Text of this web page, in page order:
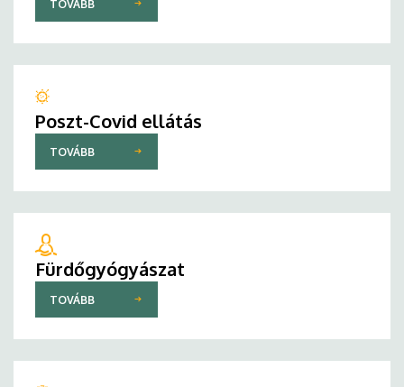
TOVÁBB
Poszt-Covid ellátás
TOVÁBB
Fürdőgyógyászat
TOVÁBB